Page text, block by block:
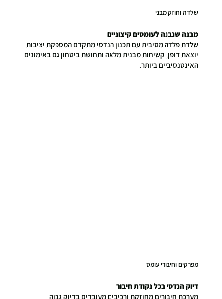
מבנה שנבנה לעומסים קיצוניים
שלדת פלדה מסיבית עם תכנון הנדסי מתקדם המספקת יציבות
יוצאת דופן, קשיחות מבנית מלאה ותחושת ביטחון גם באימונים
האינטנסיביים ביותר.
שלדה וחוזק מבני
דיוק הנדסי בכל נקודת חיבור
מערכת חיבורים מחוזקת ורכיבים מעובדים בדיוק גבוה
מפרקים וחיבורי עומס